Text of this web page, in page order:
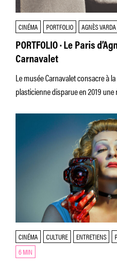
CINÉMA PORTFOLIO AGNÈS VARDA
PORTFOLIO · Le Paris
Carnavalet
Le musée Carnavalet consacre à
plasticienne disparue en 2019
CINÉMA CULTURE ENTRETIENS
6 MIN